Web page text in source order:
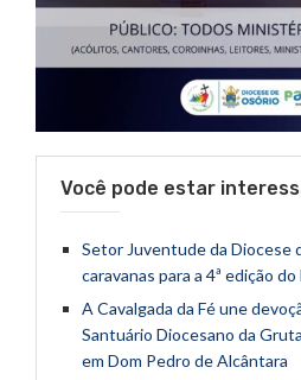
Você pode estar
Setor Juventude da Diocese
caravanas para a 4ª edição
A Cavalgada da Fé une
Santuário Diocesano da
em Dom Pedro de Alcântara